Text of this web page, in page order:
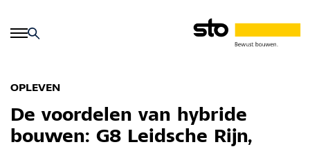
OPLEVEN
De voordelen van hybride
bouwen: G8 Leidsche Rijn,